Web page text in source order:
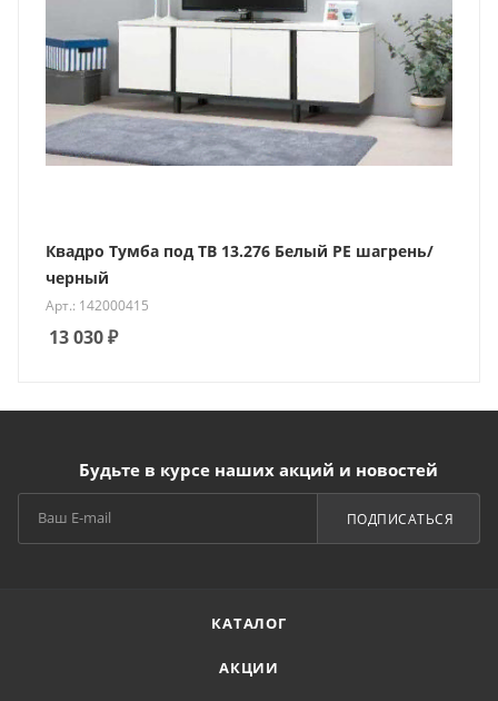
Квадро Тумба под ТВ 13.276 Белый РЕ шагрень/
черный
Арт.: 142000415
13 030₽
Будьте в курсе наших акций и новостей
ПОДПИСАТЬСЯ
КАТАЛОГ
АКЦИИ